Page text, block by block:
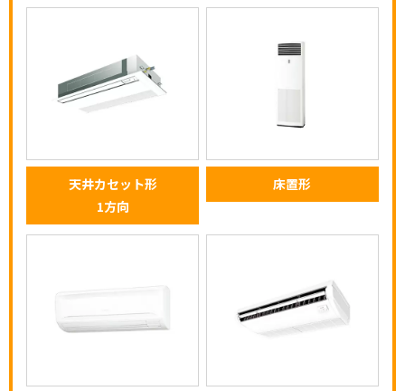
天井カセット形
1方向
床置形